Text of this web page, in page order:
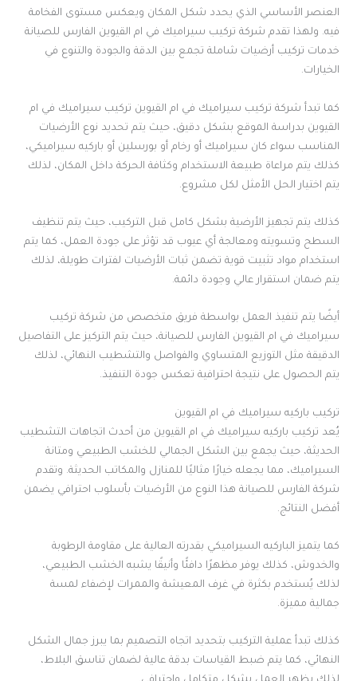
العنصر الأساسي الذي يحدد شكل المكان ويعكس مستوى الفخامة
فيه. ولهذا تقدم شركة تركيب سيراميك في ام القيوين الفارس للصيانة
خدمات تركيب أرضيات شاملة تجمع بين الدقة والجودة والتنوع في
الخيارات.
كما تبدأ شركة تركيب سيراميك في ام القيوين تركيب سيراميك في ام
القيوين بدراسة الموقع بشكل دقيق، حيث يتم تحديد نوع الأرضيات
المناسب سواء كان سيراميك أو رخام أو بورسلين أو باركيه سيراميكي،
كذلك يتم مراعاة طبيعة الاستخدام وكثافة الحركة داخل المكان، لذلك
يتم اختيار الحل الأمثل لكل مشروع.
كذلك يتم تجهيز الأرضية بشكل كامل قبل التركيب، حيث يتم تنظيف
السطح وتسويته ومعالجة أي عيوب قد تؤثر على جودة العمل، كما يتم
استخدام مواد تثبيت قوية تضمن ثبات الأرضيات لفترات طويلة، لذلك
يتم ضمان استقرار عالي وجودة دائمة.
أيضًا يتم تنفيذ العمل بواسطة فريق متخصص من شركة تركيب
سيراميك في ام القيوين الفارس للصيانة، حيث يتم التركيز على التفاصيل
الدقيقة مثل التوزيع المتساوي والفواصل والتشطيب النهائي، لذلك
يتم الحصول على نتيجة احترافية تعكس جودة التنفيذ.
تركيب باركيه سيراميك في ام القيوين
يُعد تركيب باركيه سيراميك في ام القيوين من أحدث اتجاهات التشطيب
الحديثة، حيث يجمع بين الشكل الجمالي للخشب الطبيعي ومتانة
السيراميك، مما يجعله خيارًا مثاليًا للمنازل والمكاتب الحديثة. وتقدم
شركة الفارس للصيانة هذا النوع من الأرضيات بأسلوب احترافي يضمن
أفضل النتائج.
كما يتميز الباركيه السيراميكي بقدرته العالية على مقاومة الرطوبة
والخدوش، كذلك يوفر مظهرًا دافئًا وأنيقًا يشبه الخشب الطبيعي،
لذلك يُستخدم بكثرة في غرف المعيشة والممرات لإضفاء لمسة
جمالية مميزة.
كذلك تبدأ عملية التركيب بتحديد اتجاه التصميم بما يبرز جمال الشكل
النهائي، كما يتم ضبط القياسات بدقة عالية لضمان تناسق البلاط،